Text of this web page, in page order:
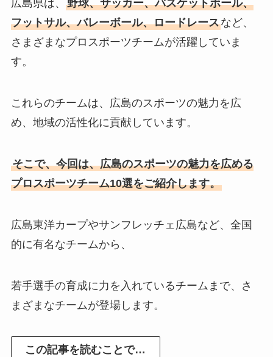
広島県は、 野球、サッカー、バスケットボール、
フットサル、バレーボール、ロードレースなど、
さまざまなプロスポーツチームが活躍していま
す。
これらのチームは、広島のスポーツの魅力を広
め、地域の活性化に貢献しています。
そこで、今回は、広島のスポーツの魅力を広める
プロスポーツチーム10選をご紹介します。
広島東洋カープやサンフレッチェ広島など、全国
的に有名なチームから、
若手選手の育成に力を入れているチームまで、さ
まざまなチームが登場します。
この記事を読むことで…